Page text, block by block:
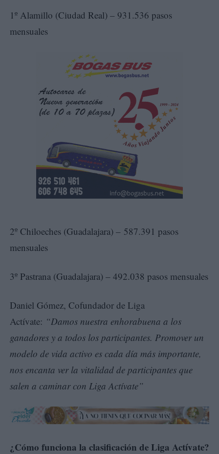
1º Alamillo (Ciudad Real) – 931.536 pasos
mensuales
2º Chiloeches (Guadalajara) – 587.391 pasos
mensuales
3º Pastrana (Guadalajara) – 492.038 pasos mensuales
Daniel Gómez, Cofundador de Liga
Actívate: “Damos nuestra enhorabuena a los
ganadores y a todos los participantes. Promover un
modelo de vida activo es cada día más importante,
nos encanta ver la vitalidad de participantes que
salen a caminar con Liga Actívate”
¿Cómo funciona la clasificación de Liga Actívate?